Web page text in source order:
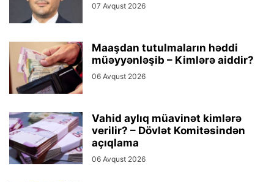
07 Avqust 2026
Maaşdan tutulmaların həddi
müəyyənləşib – Kimlərə aiddir?
06 Avqust 2026
Vahid aylıq müavinət kimlərə
verilir? – Dövlət Komitəsindən
açıqlama
06 Avqust 2026